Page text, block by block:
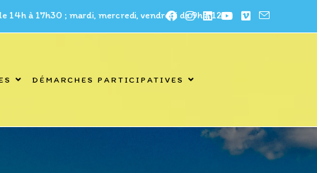
; mardi, mercredi, vendredi de 9h à 12h
DÉMARCHES PARTICIPATIVES